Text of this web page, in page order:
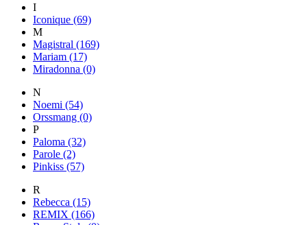
I
Iconique (69)
M
Magistral (169)
Mariam (17)
Miradonna (0)
N
Noemi (54)
Orssmang (0)
P
Paloma (32)
Parole (2)
Pinkiss (57)
R
Rebecca (15)
REMIX (166)